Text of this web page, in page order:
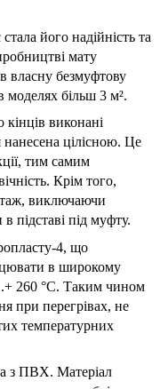
його надійність та
мату
власну безмуфтову
моделях більш 3 м².
виконані
нанесена цілісною. Це
тим самим
Крім того,
виключаючи
підставі під муфту.
4, що
в широкому
260 °C. Таким чином
при перегрівах, не
температурних
з ПВХ. Матеріал